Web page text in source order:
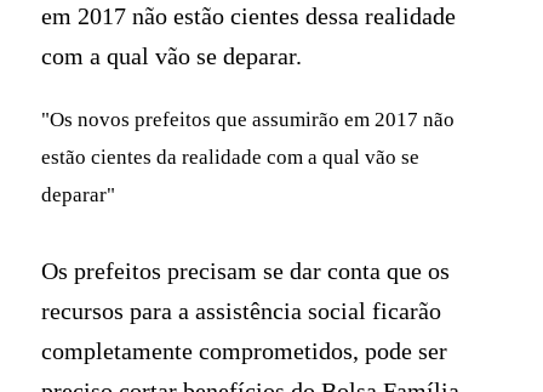
em 2017 não estão cientes dessa realidade
com a qual vão se deparar.
"Os novos prefeitos que assumirão em 2017 não
estão cientes da realidade com a qual vão se
deparar"
Os prefeitos precisam se dar conta que os
recursos para a assistência social ficarão
completamente comprometidos, pode ser